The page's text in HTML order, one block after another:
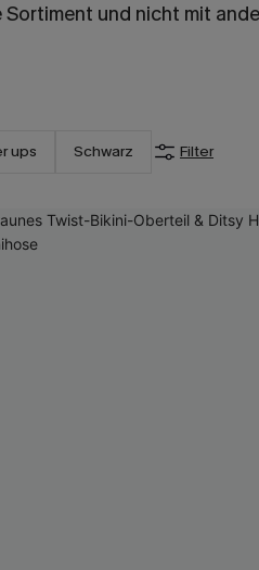
und nicht mit
ups Schwarz Filter